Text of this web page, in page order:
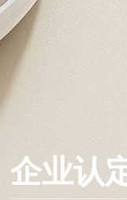
知识产权
企业认